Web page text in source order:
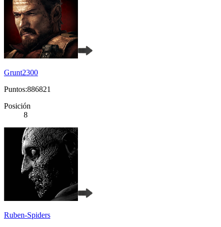
Grunt2300
Puntos:886821
Posición
8
Ruben-Spiders